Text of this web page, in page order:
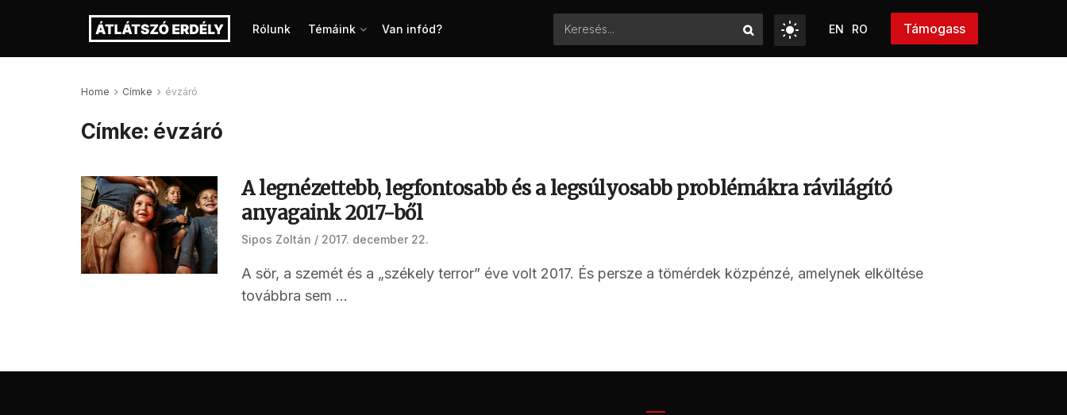
Rólunk Témáink Van infód? EN RO Támogass
Home Címke évzáró
Címke: évzáró
A legnézettebb, legfontosabb és a legsúlyosabb problémákra rávilágító
anyagaink 2017-ből
Sipos Zoltán 2017. december 22.
A sör, a szemét és a „székely terror” éve volt 2017. És persze a tömérdek közpénzé, amelynek elköltése
továbbra sem ...